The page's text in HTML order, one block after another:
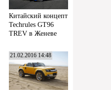
Китайский концепт
Techrules GT96
TREV в Женеве
21.02.2016 14:48